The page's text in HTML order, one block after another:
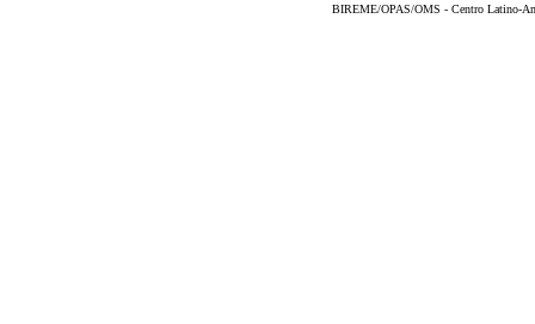
BIREME/OPAS/OMS - Centro Latino-